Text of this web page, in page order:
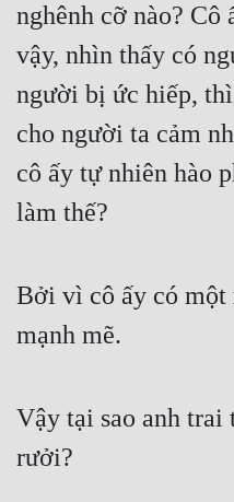
Tội Phạm
Vô Địch
Võ Hiệp
Võng Du
Xuyên Không
Xuyên Thư
Đô Thị
Đông Phương
nghênh cỡ nào?
vậy, nhìn thấy có
người bị ức hiếp,
cho người ta cảm
cô ấy tự nhiên hào
làm thế?
Bởi vì cô ấy có một
mạnh mẽ.
Vậy tại sao anh
rưởi?